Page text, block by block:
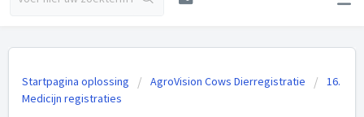
Startpagina oplossing AgroVision Cows Dierregistratie
16.
Medicijn registraties